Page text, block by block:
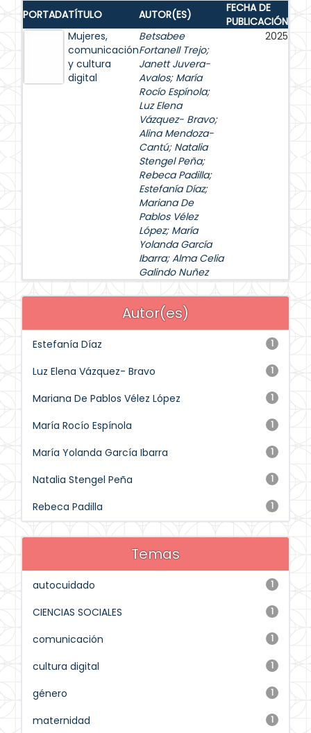
PORTADATÍTULO AUTOR(ES)
FECHA DE
PUBLICACIÓN
Mujeres,
comunicación
y cultura
digital
Betsabee
Fortanell Trejo;
Janett Juvera-
Avalos; María
Rocío Espínola;
Luz Elena
Vázquez- Bravo;
Alina Mendoza-
Cantú; Natalia
Stengel Peña;
Rebeca Padilla;
Estefanía Díaz;
Mariana De
Pablos Vélez
López; María
Yolanda García
Ibarra;Alma Celia
Galindo Nuñez
2025
Autor(es)
1
Estefanía Díaz
1
Luz Elena Vázquez- Bravo
1
Mariana De Pablos Vélez López
1
María Rocío Espínola
1
María Yolanda García Ibarra
1
Natalia Stengel Peña
1
Rebeca Padilla
Temas
1
autocuidado
1
CIENCIAS SOCIALES
1
comunicación
1
cultura digital
1
género
1
maternidad